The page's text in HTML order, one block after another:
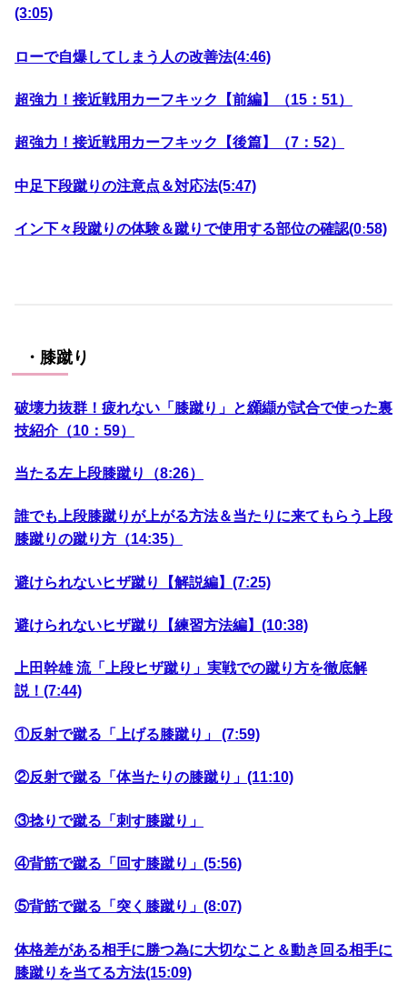
(3:05)
ローで自爆してしまう人の改善法(4:46)
超強力！接近戦用カーフキック【前編】（15：51）
超強力！接近戦用カーフキック【後篇】（7：52）
中足下段蹴りの注意点＆対応法(5:47)
イン下々段蹴りの体験＆蹴りで使用する部位の確認(0ː58)
・膝蹴り
破壊力抜群！疲れない「膝蹴り」と纐纈が試合で使った裏
技紹介（10：59）
当たる左上段膝蹴り（8:26）
誰でも上段膝蹴りが上がる方法＆当たりに来てもらう上段
膝蹴りの蹴り方（14:35）
避けられないヒザ蹴り【解説編】(7:25)
避けられないヒザ蹴り【練習方法編】(10:38)
上田幹雄 流「上段ヒザ蹴り」実戦での蹴り方を徹底解
説！(7:44)
①反射で蹴る「上げる膝蹴り」 (7:59)
②反射で蹴る「体当たりの膝蹴り」(11:10)
③捻りで蹴る「刺す膝蹴り」
④背筋で蹴る「回す膝蹴り」(5:56)
⑤背筋で蹴る「突く膝蹴り」(8:07)
体格差がある相手に勝つ為に大切なこと＆動き回る相手に
膝蹴りを当てる方法(15:09)